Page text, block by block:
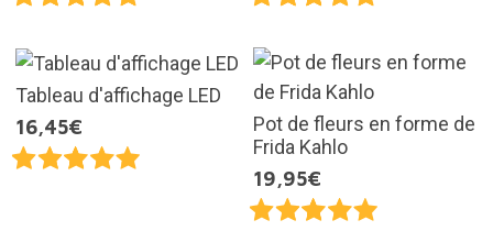
Tableau d'affichage LED
16,45€
Pot de fleurs en forme de
Frida Kahlo
19,95€